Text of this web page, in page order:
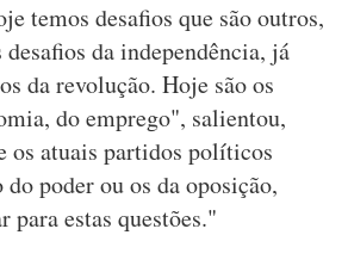
temos desafios que são outros,
desafios da independência, já
da revolução. Hoje são os
do emprego", salientou,
os atuais partidos políticos
do poder ou os da oposição,
para estas questões."